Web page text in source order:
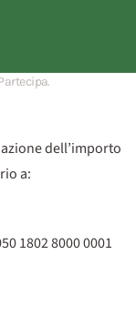
.
dell’importo
a:
1802 8000 0001